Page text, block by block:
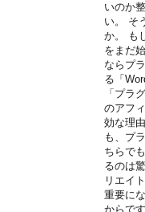
いのか
い。 そ
か。 も
をまだ
ならプ
る「
「プラ
のアフ
効な理
も、プ
ちらで
るのは
リエイ
重要に
からで